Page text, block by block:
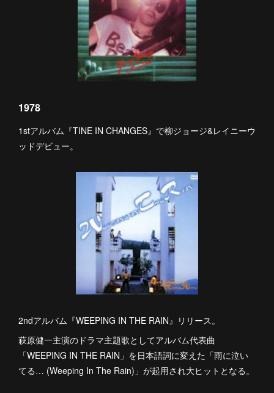
1978
1stアルバム『TINE IN CHANGES』で柳ジョージ&レイニーウ
ッドデビュー。
2ndアルバム『WEEPING IN THE RAIN』リリース。
萩原健一主演のドラマ主題歌としてアルバム代表曲
「WEEPING IN THE RAIN」を日本語詞に変えた「雨に泣い
てる… (Weeping In The Rain)」が起用され大ヒットとなる。